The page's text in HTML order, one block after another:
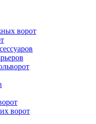
ворот
ворот